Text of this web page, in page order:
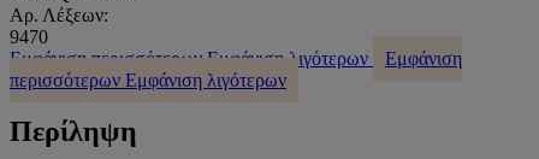
Αρ. Λέξεων:
9470
Εμφάνιση περισσότερων Εμφάνιση λιγότερων
Εμφάνιση
περισσότερων Εμφάνιση λιγότερων
Περίληψη